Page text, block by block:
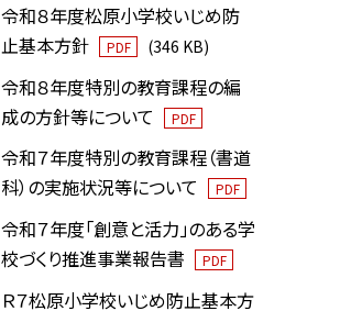
令和８年度松原小学校いじめ防
止基本方針
PDF (346 KB)
令和８年度特別の教育課程の編
成の方針等について
PDF
令和７年度特別の教育課程（書道
科）の実施状況等について
PDF
令和７年度「創意と活力」のある学
校づくり推進事業報告書
PDF
Ｒ７松原小学校いじめ防止基本方